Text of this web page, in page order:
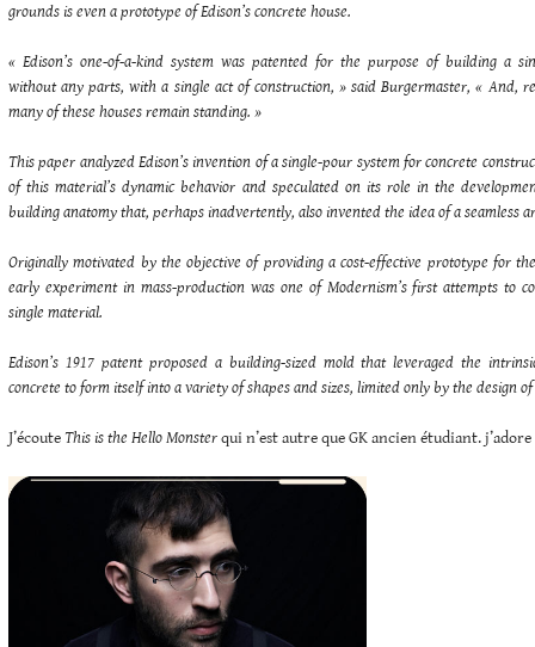
grounds is even a prototype of Edison’s concrete house.
« Edison’s one-of-a-kind system was patented for the purpose of building a
without any parts, with a single act of construction, » said Burgermaster, « And,
many of these houses remain standing. »
This paper analyzed Edison’s invention of a single-pour system for concrete
of this material’s dynamic behavior and speculated on its role in the
building anatomy that, perhaps inadvertently, also invented the idea of a seamless
Originally motivated by the objective of providing a cost-effective prototype for
early experiment in mass-production was one of Modernism’s first attempts to
single material.
Edison’s 1917 patent proposed a building-sized mold that leveraged the
concrete to form itself into a variety of shapes and sizes, limited only by the design
J’écouteThis is the Hello Monsterqui n’est autre que GK ancien étudiant.